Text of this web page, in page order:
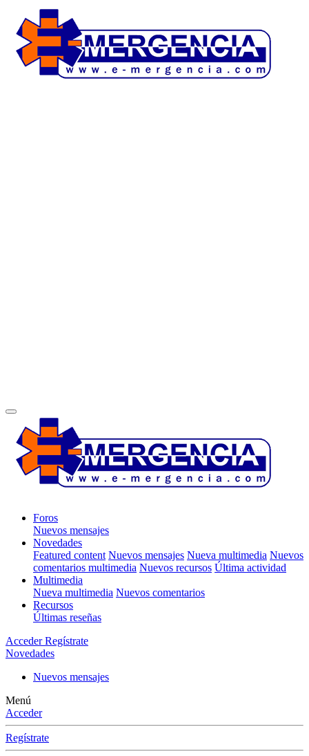
Foros
Nuevos mensajes
Novedades
Featured content Nuevos mensajes Nueva multimedia Nuevos
comentarios multimedia Nuevos recursos Última actividad
Multimedia
Nueva multimedia Nuevos comentarios
Recursos
Últimas reseñas
Acceder Regístrate
Novedades
Nuevos mensajes
Menú
Acceder
Regístrate